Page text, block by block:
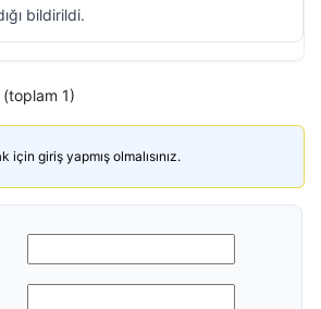
bildirildi.
1)
için giriş yapmış olmalısınız.